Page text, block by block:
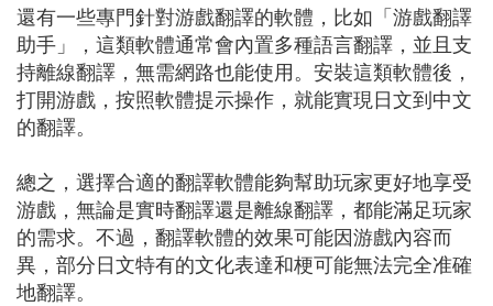
還有一些專門針對游戲翻譯的軟體，比如「游戲翻譯
助手」，這類軟體通常會內置多種語言翻譯，並且支
持離線翻譯，無需網路也能使用。安裝這類軟體後，
打開游戲，按照軟體提示操作，就能實現日文到中文
的翻譯。
總之，選擇合適的翻譯軟體能夠幫助玩家更好地享受
游戲，無論是實時翻譯還是離線翻譯，都能滿足玩家
的需求。不過，翻譯軟體的效果可能因游戲內容而
異，部分日文特有的文化表達和梗可能無法完全准確
地翻譯。